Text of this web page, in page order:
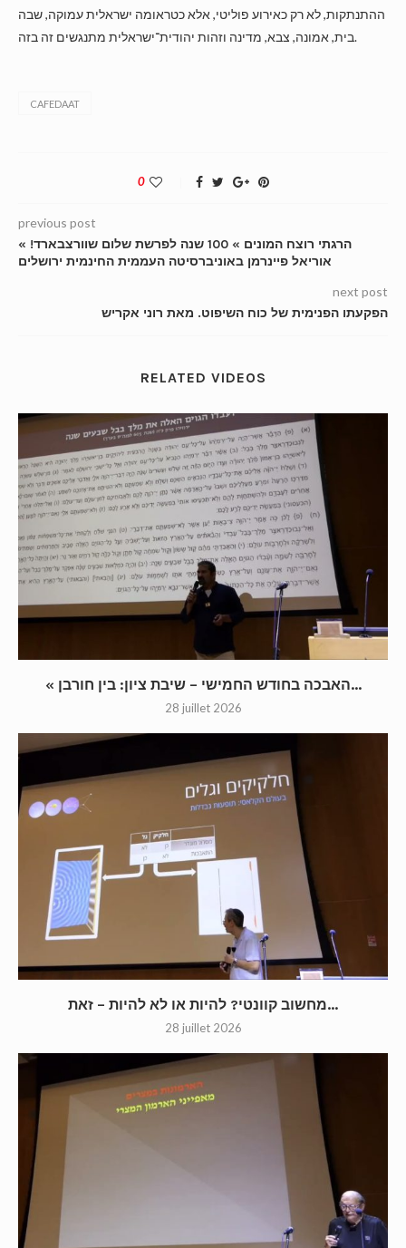
ההתנתקות, לא רק כאירוע פוליטי, אלא כטראומה ישראלית עמוקה, שבה
בית, אמונה, צבא, מדינה וזהות יהודית־ישראלית מתנגשים זה בזה.
CAFEDAAT
0
previous post
« הרגתי רוצח המונים » 100 שנה לפרשת שלום שוורצבארד!
אוריאל פיינרמן באוניברסיטה העממית החינמית ירושלים
next post
הפקעתו הפנימית של כוח השיפוט. מאת רוני אקריש
RELATED VIDEOS
« האבכה בחודש החמישי – שיבת ציון: בין חורבן...
28 juillet 2026
מחשוב קוונטי? להיות או לא להיות – זאת...
28 juillet 2026